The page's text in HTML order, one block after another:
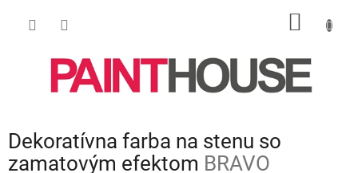
Dekoratívna farba na stenu so
zamatovým efektom BRAVO